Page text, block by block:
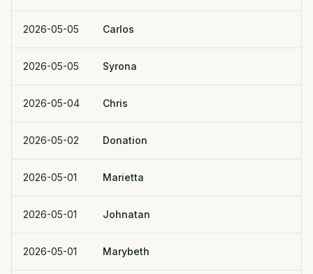
2026-05-05 Carlos
2026-05-05 Syrona
2026-05-04 Chris
2026-05-02 Donation
2026-05-01 Marietta
2026-05-01 Johnatan
2026-05-01 Marybeth